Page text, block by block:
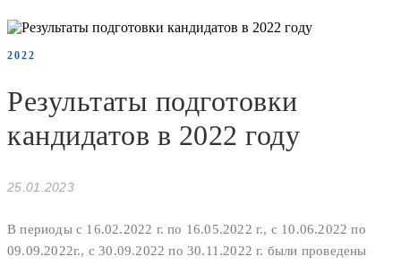
2022
Результаты подготовки
кандидатов в 2022 году
25.01.2023
В периоды с 16.02.2022 г. по 16.05.2022 г., с 10.06.2022 по
09.09.2022г., с 30.09.2022 по 30.11.2022 г. были проведены